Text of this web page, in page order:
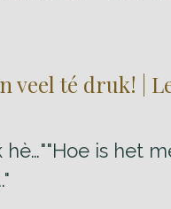
veel té druk! |
is het